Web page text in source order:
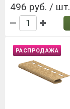
496 руб. / шт.
РАСПРОДАЖА